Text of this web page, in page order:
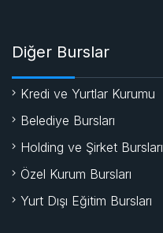
Diğer Burslar
Kredi ve Yurtlar Kurumu
Belediye Bursları
Holding ve Şirket Bursları
Özel Kurum Bursları
Yurt Dışı Eğitim Bursları